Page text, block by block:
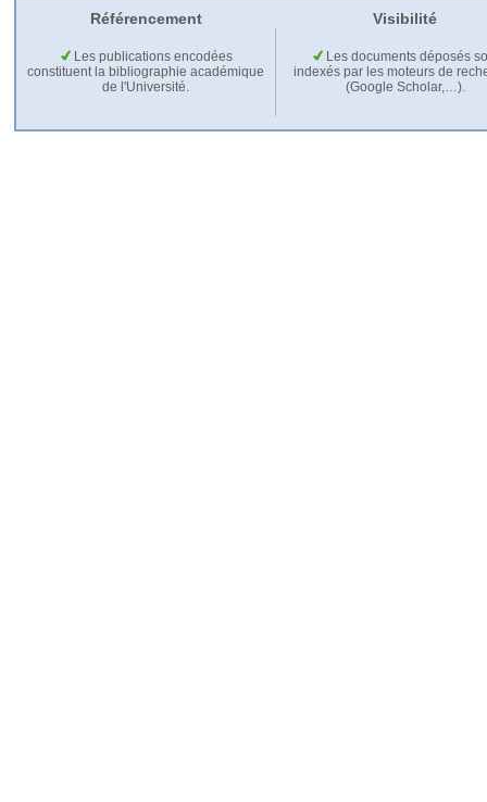
Référencement Visibilité
Les publications encodées
constituent la bibliographie académique
de l'Université.
Les documents déposés
indexés par les moteurs de
(Google Scholar,…).